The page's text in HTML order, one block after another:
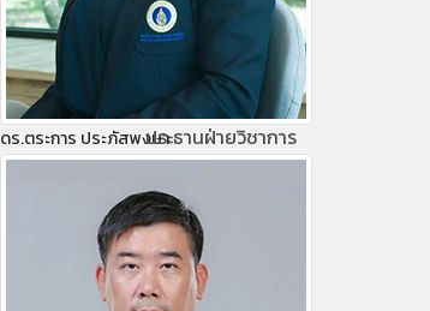
ร.ตระการ ประภัสพงษาประธานฝ่ายวิชาการ